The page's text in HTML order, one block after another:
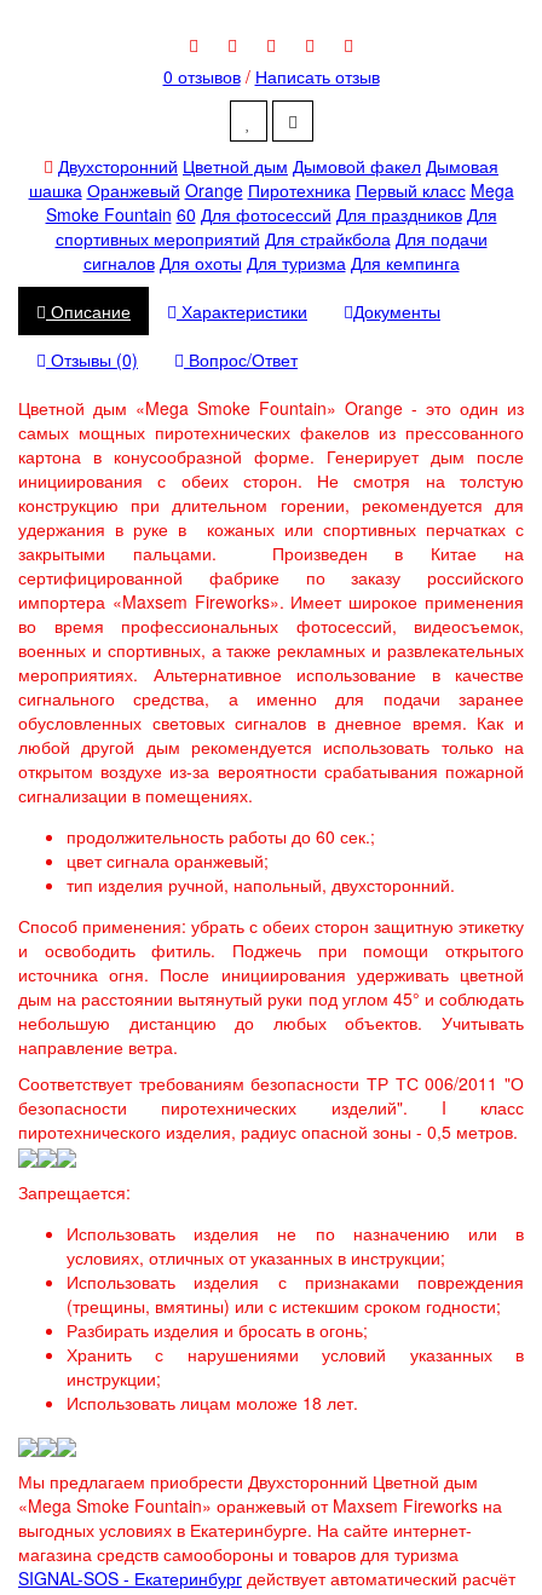
0 отзывов/ Написать отзыв
Двухсторонний Цветной дым Дымовой факел Дымовая
шашка Оранжевый Orange Пиротехника Первый класс Mega
Smoke Fountain 60 Для фотосессий Для праздников Для
спортивных мероприятий Для страйкбола Для подачи
сигналов Для охоты Для туризма Для кемпинга
Описание
Характеристики
Документы
Отзывы (0)
Вопрос/Ответ
Цветной дым «Mega Smoke Fountain» Orange - это один из
самых мощных пиротехнических факелов из прессованного
картона в конусообразной форме. Генерирует дым после
инициирования с обеих сторон. Не смотря на толстую
конструкцию при длительном горении, рекомендуется для
удержания в руке в кожаных или спортивных перчатках с
закрытыми пальцами. Произведен в Китае на
сертифицированной фабрике по заказу российского
импортера «Maxsem Fireworks». Имеет широкое применения
во время профессиональных фотосессий, видеосъемок,
военных и спортивных, а также рекламных и развлекательных
мероприятиях. Альтернативное использование в качестве
сигнального средства, а именно для подачи заранее
обусловленных световых сигналов в дневное время. Как и
любой другой дым рекомендуется использовать только на
открытом воздухе из-за вероятности срабатывания пожарной
сигнализации в помещениях.
продолжительность работы до 60 сек.;
цвет сигнала оранжевый;
тип изделия ручной, напольный, двухсторонний.
Способ применения: убрать с обеих сторон защитную этикетку
и освободить фитиль. Поджечь при помощи открытого
источника огня. После инициирования удерживать цветной
дым на расстоянии вытянутый руки под углом 45° и соблюдать
небольшую дистанцию до любых объектов. Учитывать
направление ветра.
Соответствует требованиям безопасности ТР ТС 006/2011 "О
безопасности пиротехнических изделий". I класс
пиротехнического изделия, радиус опасной зоны - 0,5 метров.
Запрещается:
Использовать изделия не по назначению или в
условиях, отличных от указанных в инструкции;
Использовать изделия с признаками повреждения
(трещины, вмятины) или с истекшим сроком годности;
Разбирать изделия и бросать в огонь;
Хранить с нарушениями условий указанных в
инструкции;
Использовать лицам моложе 18 лет.
Мы предлагаем приобрести Двухсторонний Цветной дым
«Mega Smoke Fountain» оранжевый от Maxsem Fireworks на
выгодных условиях в Екатеринбурге. На сайте интернет-
магазина средств самообороны и товаров для туризма
SIGNAL-SOS - Екатеринбург действует автоматический расчёт